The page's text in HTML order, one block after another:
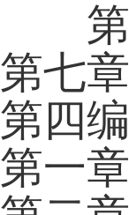
第
第七
第四
第一